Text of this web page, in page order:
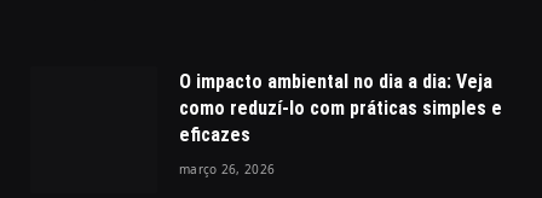
O impacto ambiental no dia a dia: Veja
como reduzí-lo com práticas simples e
eficazes
março 26, 2026